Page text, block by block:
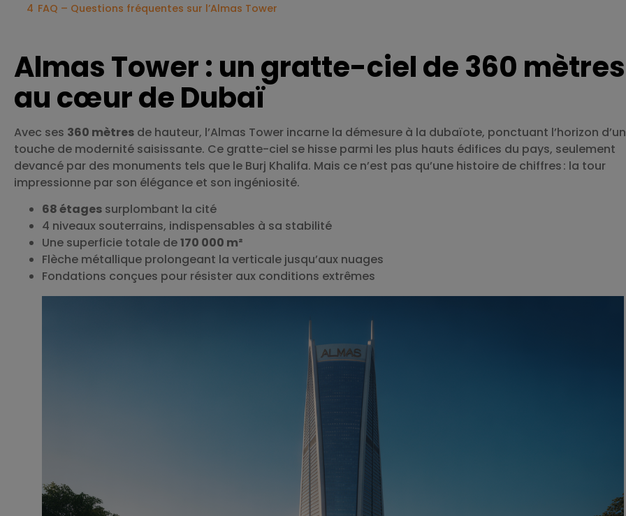
4 FAQ – Questions fréquentes sur l’Almas Tower
Almas Tower : un gratte-ciel de 360 mètres
au cœur de Dubaï
Avec ses 360 mètres de hauteur, l’Almas Tower incarne la démesure à la dubaïote, ponctuant l’horizon
touche de modernité saisissante. Ce gratte-ciel se hisse parmi les plus hauts édifices du pays, seulement
devancé par des monuments tels que le Burj Khalifa. Mais ce n’est pas qu’une histoire de chiffres : la tour
impressionne par son élégance et son ingéniosité.
68 étages surplombant la cité
4 niveaux souterrains, indispensables à sa stabilité
Une superficie totale de170 000 m²
Flèche métallique prolongeant la verticale jusqu’aux nuages
Fondations conçues pour résister aux conditions extrêmes